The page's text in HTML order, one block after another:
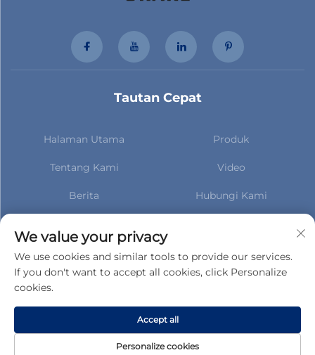
Tautan Cepat
Halaman Utama Produk
Tentang Kami Video
Berita Hubungi Kami
mendapatkan informasi
terbaru tentang berita kami
Kekayaan Intelektual Dilindungi - Kebijakan Privasi
We value your privacy
We use cookies and similar tools to provide our services.
If you don't want to accept all cookies, click Personalize
cookies.
Personalize cookies
Accept all